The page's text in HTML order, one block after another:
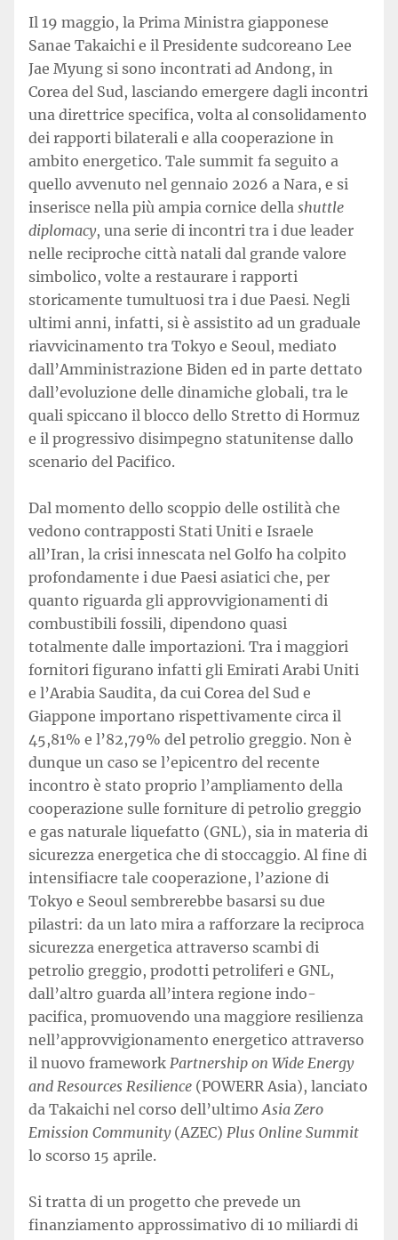
Il 19 maggio, la Prima Ministra giapponese
Sanae Takaichi e il Presidente sudcoreano Lee
Jae Myung si sono incontrati ad Andong, in
Corea del Sud, lasciando emergere dagli incontri
una direttrice specifica, volta al consolidamento
dei rapporti bilaterali e alla cooperazione in
ambito energetico. Tale summit fa seguito a
quello avvenuto nel gennaio 2026 a Nara, e si
inserisce nella più ampia cornice della shuttle
diplomacy, una serie di incontri tra i due leader
nelle reciproche città natali dal grande valore
simbolico, volte a restaurare i rapporti
storicamente tumultuosi tra i due Paesi. Negli
ultimi anni, infatti, si è assistito ad un graduale
riavvicinamento tra Tokyo e Seoul, mediato
dall’Amministrazione Biden ed in parte dettato
dall’evoluzione delle dinamiche globali, tra le
quali spiccano il blocco dello Stretto di Hormuz
e il progressivo disimpegno statunitense dallo
scenario del Pacifico.
Dal momento dello scoppio delle ostilità che
vedono contrapposti Stati Uniti e Israele
all’Iran, la crisi innescata nel Golfo ha colpito
profondamente i due Paesi asiatici che, per
quanto riguarda gli approvvigionamenti di
combustibili fossili, dipendono quasi
totalmente dalle importazioni. Tra i maggiori
fornitori figurano infatti gli Emirati Arabi Uniti
e l’Arabia Saudita, da cui Corea del Sud e
Giappone importano rispettivamente circa il
45,81% e l’82,79% del petrolio greggio. Non è
dunque un caso se l’epicentro del recente
incontro è stato proprio l’ampliamento della
cooperazione sulle forniture di petrolio greggio
e gas naturale liquefatto (GNL), sia in materia di
sicurezza energetica che di stoccaggio. Al fine di
intensifiacre tale cooperazione, l’azione di
Tokyo e Seoul sembrerebbe basarsi su due
pilastri: da un lato mira a rafforzare la reciproca
sicurezza energetica attraverso scambi di
petrolio greggio, prodotti petroliferi e GNL,
dall’altro guarda all’intera regione indo-
pacifica, promuovendo una maggiore resilienza
nell’approvvigionamento energetico attraverso
il nuovo framework Partnership on Wide Energy
and Resources Resilience (POWERR Asia), lanciato
da Takaichi nel corso dell’ultimoAsia Zero
Emission Community(AZEC) Plus Online Summit
lo scorso 15 aprile.
Si tratta di un progetto che prevede un
finanziamento approssimativo di 10 miliardi di